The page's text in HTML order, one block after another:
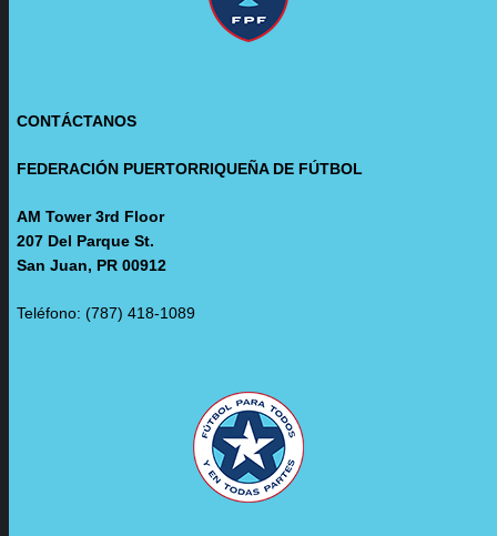
CONTÁCTANOS
FEDERACIÓN PUERTORRIQUEÑA DE FÚTBOL
AM Tower 3rd Floor
207 Del Parque St.
San Juan, PR 00912
Teléfono: (787) 418-1089